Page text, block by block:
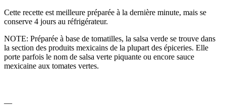
Cette recette est meilleure préparée à la dernière minute, mais se
conserve 4 jours au réfrigérateur.
NOTE: Préparée à base de tomatilles, la salsa verde se trouve dans
la section des produits mexicains de la plupart des épiceries. Elle
porte parfois le nom de salsa verte piquante ou encore sauce
mexicaine aux tomates vertes.